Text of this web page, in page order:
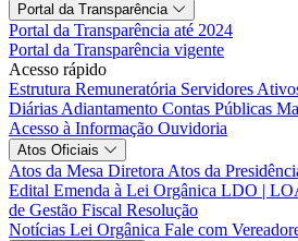
Portal da Transparência
Portal da Transparência até 2024
Portal da Transparência vigente
Acesso rápido
Estrutura Remuneratória Servidores
Diárias Adiantamento Contas Públicas
Acesso à Informação Ouvidoria
Atos Oficiais
Atos da Mesa Diretora Atos da
Edital Emenda à Lei Orgânica LDO |
de Gestão Fiscal Resolução
Notícias Lei Orgânica Fale com